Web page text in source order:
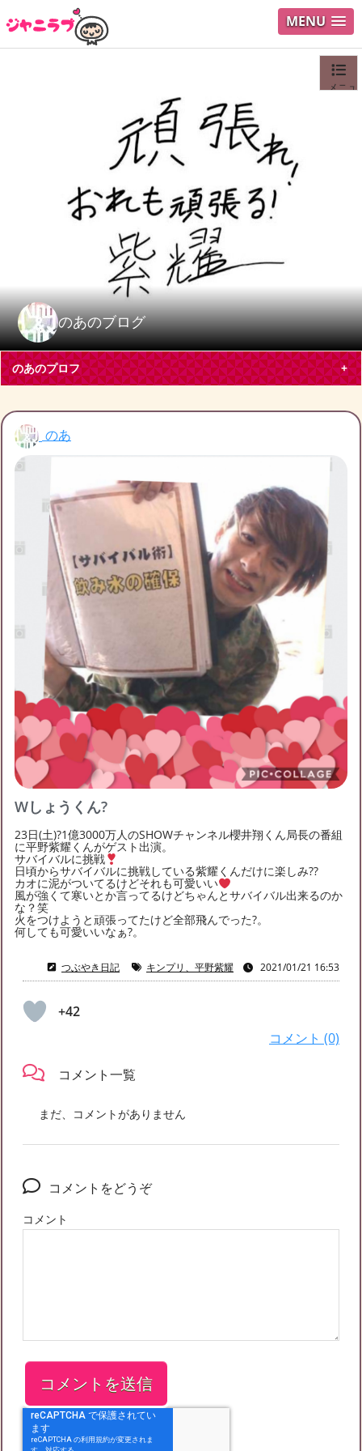
MENU
のあのブログ
メニュ
のあのプロフ
のあ
大阪府 その他50代
平野紫耀
大阪在住、キンプリティアラです。特に平野紫耀くん推しで
す。
27331
フォロー 5 フォロワー 8
のあのチケット募集
のあの友達募集
のあのブログ月別アーカイブ
2022年11月(1) 2022年10月(3) 2022年9月(1)
2022年8月
(2) 2022年6月(3) 2022年5月(5)
2022年4月(6) 2022年3月 2022年2月(2)
2022年1月(8) 2021年12月(4) 2021年11月(7)
2021年10月(5)
2021年7月(15) 2021年6月(14) 2021年5月(20)
2021年4月(19)
2021年1月(40) 2020年12月(36) 2020年11月
2020年10月
のあ
Wしょうくん?
23日(土)?1億3000万人のSHOWチャンネル櫻井翔くん局長の番組
に平野紫耀くんがゲスト出演。
サバイバルに挑戦
日頃からサバイバルに挑戦している紫耀くんだけに楽しみ??
カオに泥がついてるけどそれも可愛いい
風が強くて寒いとか言ってるけどちゃんとサバイバル出来るのか
な？笑
火をつけようと頑張ってたけど全部飛んでった?。
何しても可愛いいなぁ?。
つぶやき日記 キンプリ、平野紫耀 2021/01/21 16:53
+42
コメント (0)
コメント一覧
まだ、コメントがありません
コメントをどうぞ
コメント